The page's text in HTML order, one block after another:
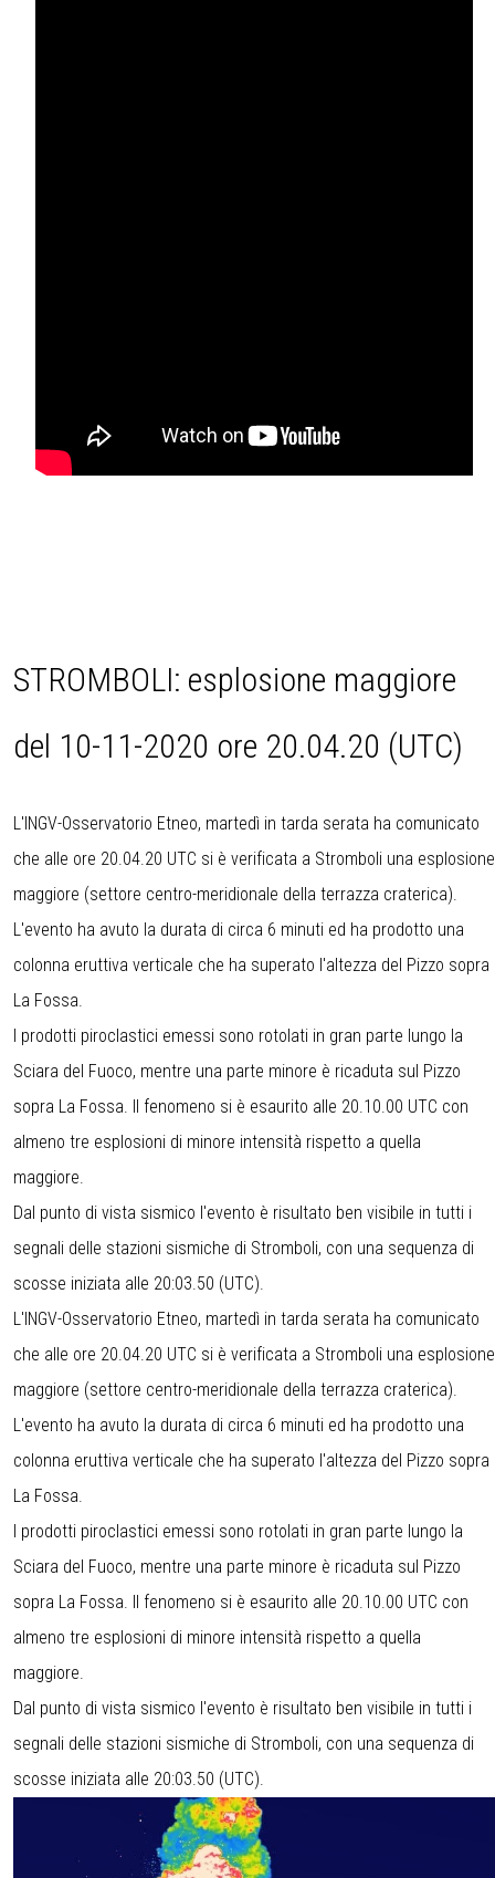
STROMBOLI: esplosione maggiore
del 10-11-2020 ore 20.04.20 (UTC)
L'INGV-Osservatorio Etneo, martedì in tarda serata ha comunicato
che alle ore 20.04.20 UTC si è verificata a Stromboli una esplosione
maggiore (settore centro-meridionale della terrazza craterica).
L'evento ha avuto la durata di circa 6 minuti ed ha prodotto una
colonna eruttiva verticale che ha superato l'altezza del Pizzo sopra
La Fossa.
I prodotti piroclastici emessi sono rotolati in gran parte lungo la
Sciara del Fuoco, mentre una parte minore è ricaduta sul Pizzo
sopra La Fossa. Il fenomeno si è esaurito alle 20.10.00 UTC con
almeno tre esplosioni di minore intensità rispetto a quella
maggiore.
Dal punto di vista sismico l'evento è risultato ben visibile in tutti i
segnali delle stazioni sismiche di Stromboli, con una sequenza di
scosse iniziata alle 20:03.50 (UTC).
L'INGV-Osservatorio Etneo, martedì in tarda serata ha comunicato
che alle ore 20.04.20 UTC si è verificata a Stromboli una esplosione
maggiore (settore centro-meridionale della terrazza craterica).
L'evento ha avuto la durata di circa 6 minuti ed ha prodotto una
colonna eruttiva verticale che ha superato l'altezza del Pizzo sopra
La Fossa.
I prodotti piroclastici emessi sono rotolati in gran parte lungo la
Sciara del Fuoco, mentre una parte minore è ricaduta sul Pizzo
sopra La Fossa. Il fenomeno si è esaurito alle 20.10.00 UTC con
almeno tre esplosioni di minore intensità rispetto a quella
maggiore.
Dal punto di vista sismico l'evento è risultato ben visibile in tutti i
segnali delle stazioni sismiche di Stromboli, con una sequenza di
scosse iniziata alle 20:03.50 (UTC).